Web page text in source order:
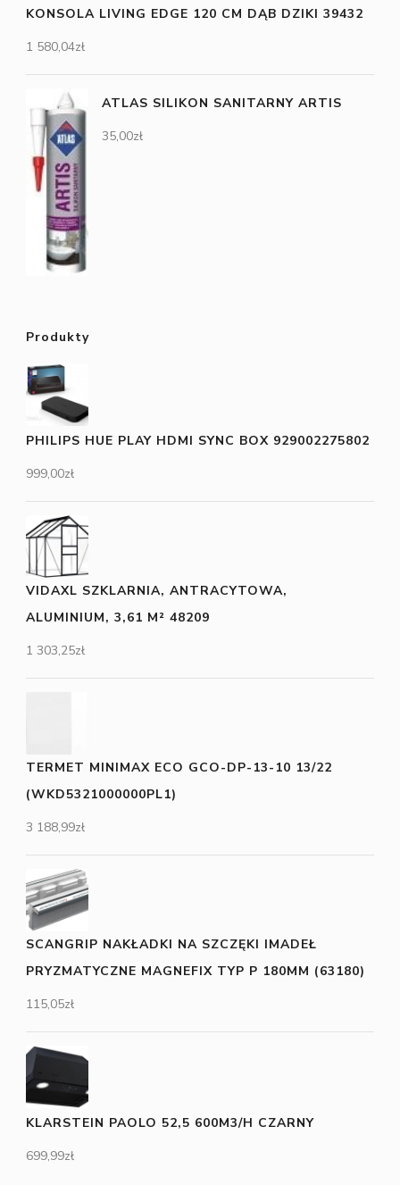
KONSOLA LIVING EDGE 120 CM DĄB DZIKI 39432
1 580,04zł
ATLAS SILIKON SANITARNY ARTIS
35,00zł
Produkty
PHILIPS HUE PLAY HDMI SYNC BOX 929002275802
999,00zł
VIDAXL SZKLARNIA, ANTRACYTOWA,
ALUMINIUM, 3,61 M² 48209
1 303,25zł
TERMET MINIMAX ECO GCO-DP-13-10 13/22
(WKD5321000000PL1)
3 188,99zł
SCANGRIP NAKŁADKI NA SZCZĘKI IMADEŁ
PRYZMATYCZNE MAGNEFIX TYP P 180MM (63180)
115,05zł
KLARSTEIN PAOLO 52,5 600M3/H CZARNY
699,99zł